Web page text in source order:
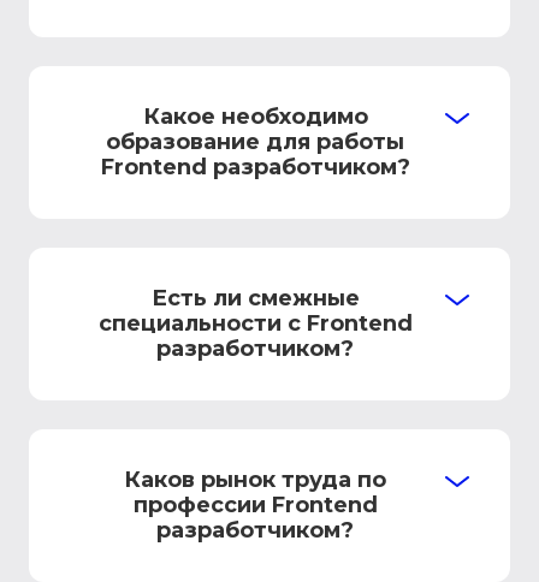
Какое необходимо
образование для работы
Frontend разработчиком?
Есть ли смежные
специальности с Frontend
разработчиком?
Каков рынок труда по
профессии Frontend
разработчиком?